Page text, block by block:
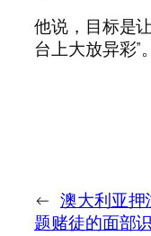
他说，目标是
台上大放异彩”。
← 澳大利亚押
题赌徒的面部